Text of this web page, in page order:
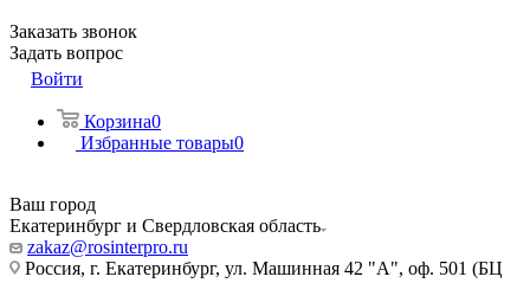
Заказать звонок
Задать вопрос
Войти
Корзина0
Избранные товары0
Ваш город
Екатеринбург и Свердловская область
zakaz@rosinterpro.ru
Россия, г. Екатеринбург, ул. Машинная 42 "А", оф. 501 (БЦ